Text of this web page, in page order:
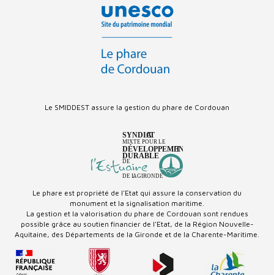
Le SMIDDEST assure la gestion du phare de Cordouan
Le phare est propriété de l'Etat qui assure la conservation du
monument et la signalisation maritime.
La gestion et la valorisation du phare de Cordouan sont rendues
possible grâce au soutien financier de l'Etat, de la Région Nouvelle-
Aquitaine, des Départements de la Gironde et de la Charente-Maritime.